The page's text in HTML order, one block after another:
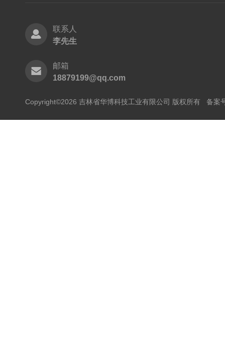
联系人
李先生
邮箱
18879199@qq.com
Copyright©2026 吉林省华博科技工业有限公司 版权所有 备案